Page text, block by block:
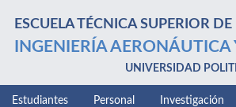
ESCUELA TÉCNICA SUPERIOR DE
INGENIERÍA AERONÁUTICA
UNIVERSIDAD
Estudiantes Personal Investigación